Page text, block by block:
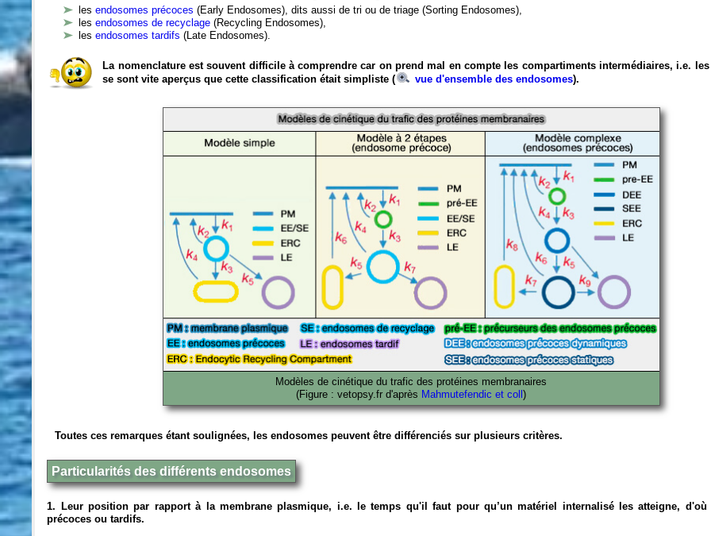
lesendosomes précoces (Early Endosomes), dits aussi de tri ou de triage (Sorting Endosomes),
lesendosomes de recyclage (Recycling Endosomes),
lesendosomes tardifs (Late Endosomes).
La nomenclature est souvent difficile à comprendre car on prend mal en compte les compartiments intermédiaires, i.e.
se sont vite aperçus que cette classification était simpliste (
vue d'ensemble des endosomes).
Modèles de cinétique du trafic des protéines membranaires
(Figure : vetopsy.fr d'après Mahmutefendic et coll)
Toutes ces remarques étant soulignées, les endosomes peuvent être différenciés sur plusieurs critères.
Particularités des différents endosomes
1. Leur position par rapport à la membrane plasmique, i.e. le temps qu'il faut pour qu’un matériel internalisé les atteigne,
précoces ou tardifs.